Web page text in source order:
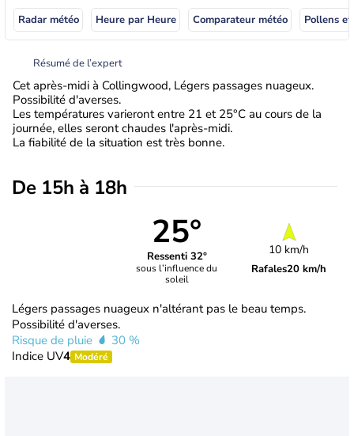
Radar météo Heure par Heure Comparateur météo Pollens
Résumé de l’expert
Cet après-midi à Collingwood, Légers passages nuageux.
Possibilité d'averses.
Les températures varieront entre 21 et 25°C au cours de la
journée, elles seront chaudes l'après-midi.
La fiabilité de la situation est très bonne.
De 15h à 18h
25°
Ressenti 32°
sous l’influence du
soleil
10 km/h
Rafales20 km/h
Légers passages nuageux n'altérant pas le beau temps.
Possibilité d'averses.
Risque de pluie
30 %
Indice UV4 Modéré